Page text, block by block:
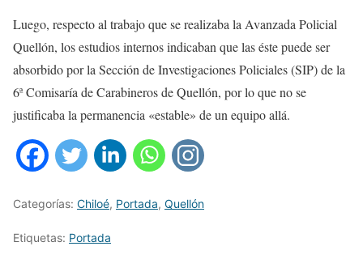
Luego, respecto al trabajo que se realizaba la Avanzada Policial
Quellón, los estudios internos indicaban que las éste puede ser
absorbido por la Sección de Investigaciones Policiales (SIP) de la
6ª Comisaría de Carabineros de Quellón, por lo que no se
justificaba la permanencia «estable» de un equipo allá.
Categorías: Chiloé, Portada, Quellón
Etiquetas: Portada